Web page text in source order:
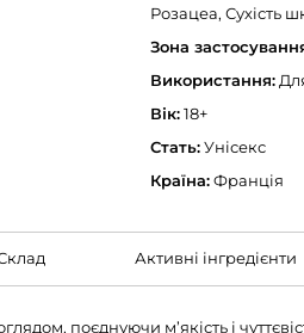
Розацеа, Сухість
Зона
Використання:
Вік:18+
Стать:Унісекс
Країна:Франція
Активні інгредієнти
поєднуючи м’якість і